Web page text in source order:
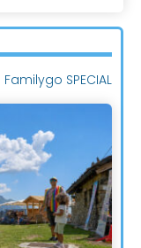
SPECIAL